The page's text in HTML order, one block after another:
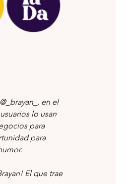
en el
lo usan
para
para
El que trae